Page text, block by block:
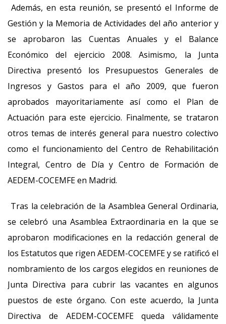
Además, en esta reunión, se presentó el Informe de
Gestión y la Memoria de Actividades del año anterior y
se aprobaron las Cuentas Anuales y el Balance
Económico del ejercicio 2008. Asimismo, la Junta
Directiva presentó los Presupuestos Generales de
Ingresos y Gastos para el año 2009, que fueron
aprobados mayoritariamente así como el Plan de
Actuación para este ejercicio. Finalmente, se trataron
otros temas de interés general para nuestro colectivo
como el funcionamiento del Centro de Rehabilitación
Integral, Centro de Día y Centro de Formación de
AEDEM-COCEMFE en Madrid.
Tras la celebración de la Asamblea General Ordinaria,
se celebró una Asamblea Extraordinaria en la que se
aprobaron modificaciones en la redacción general de
los Estatutos que rigen AEDEM-COCEMFE y se ratificó el
nombramiento de los cargos elegidos en reuniones de
Junta Directiva para cubrir las vacantes en algunos
puestos de este órgano. Con este acuerdo, la Junta
Directiva de AEDEM-COCEMFE queda válidamente